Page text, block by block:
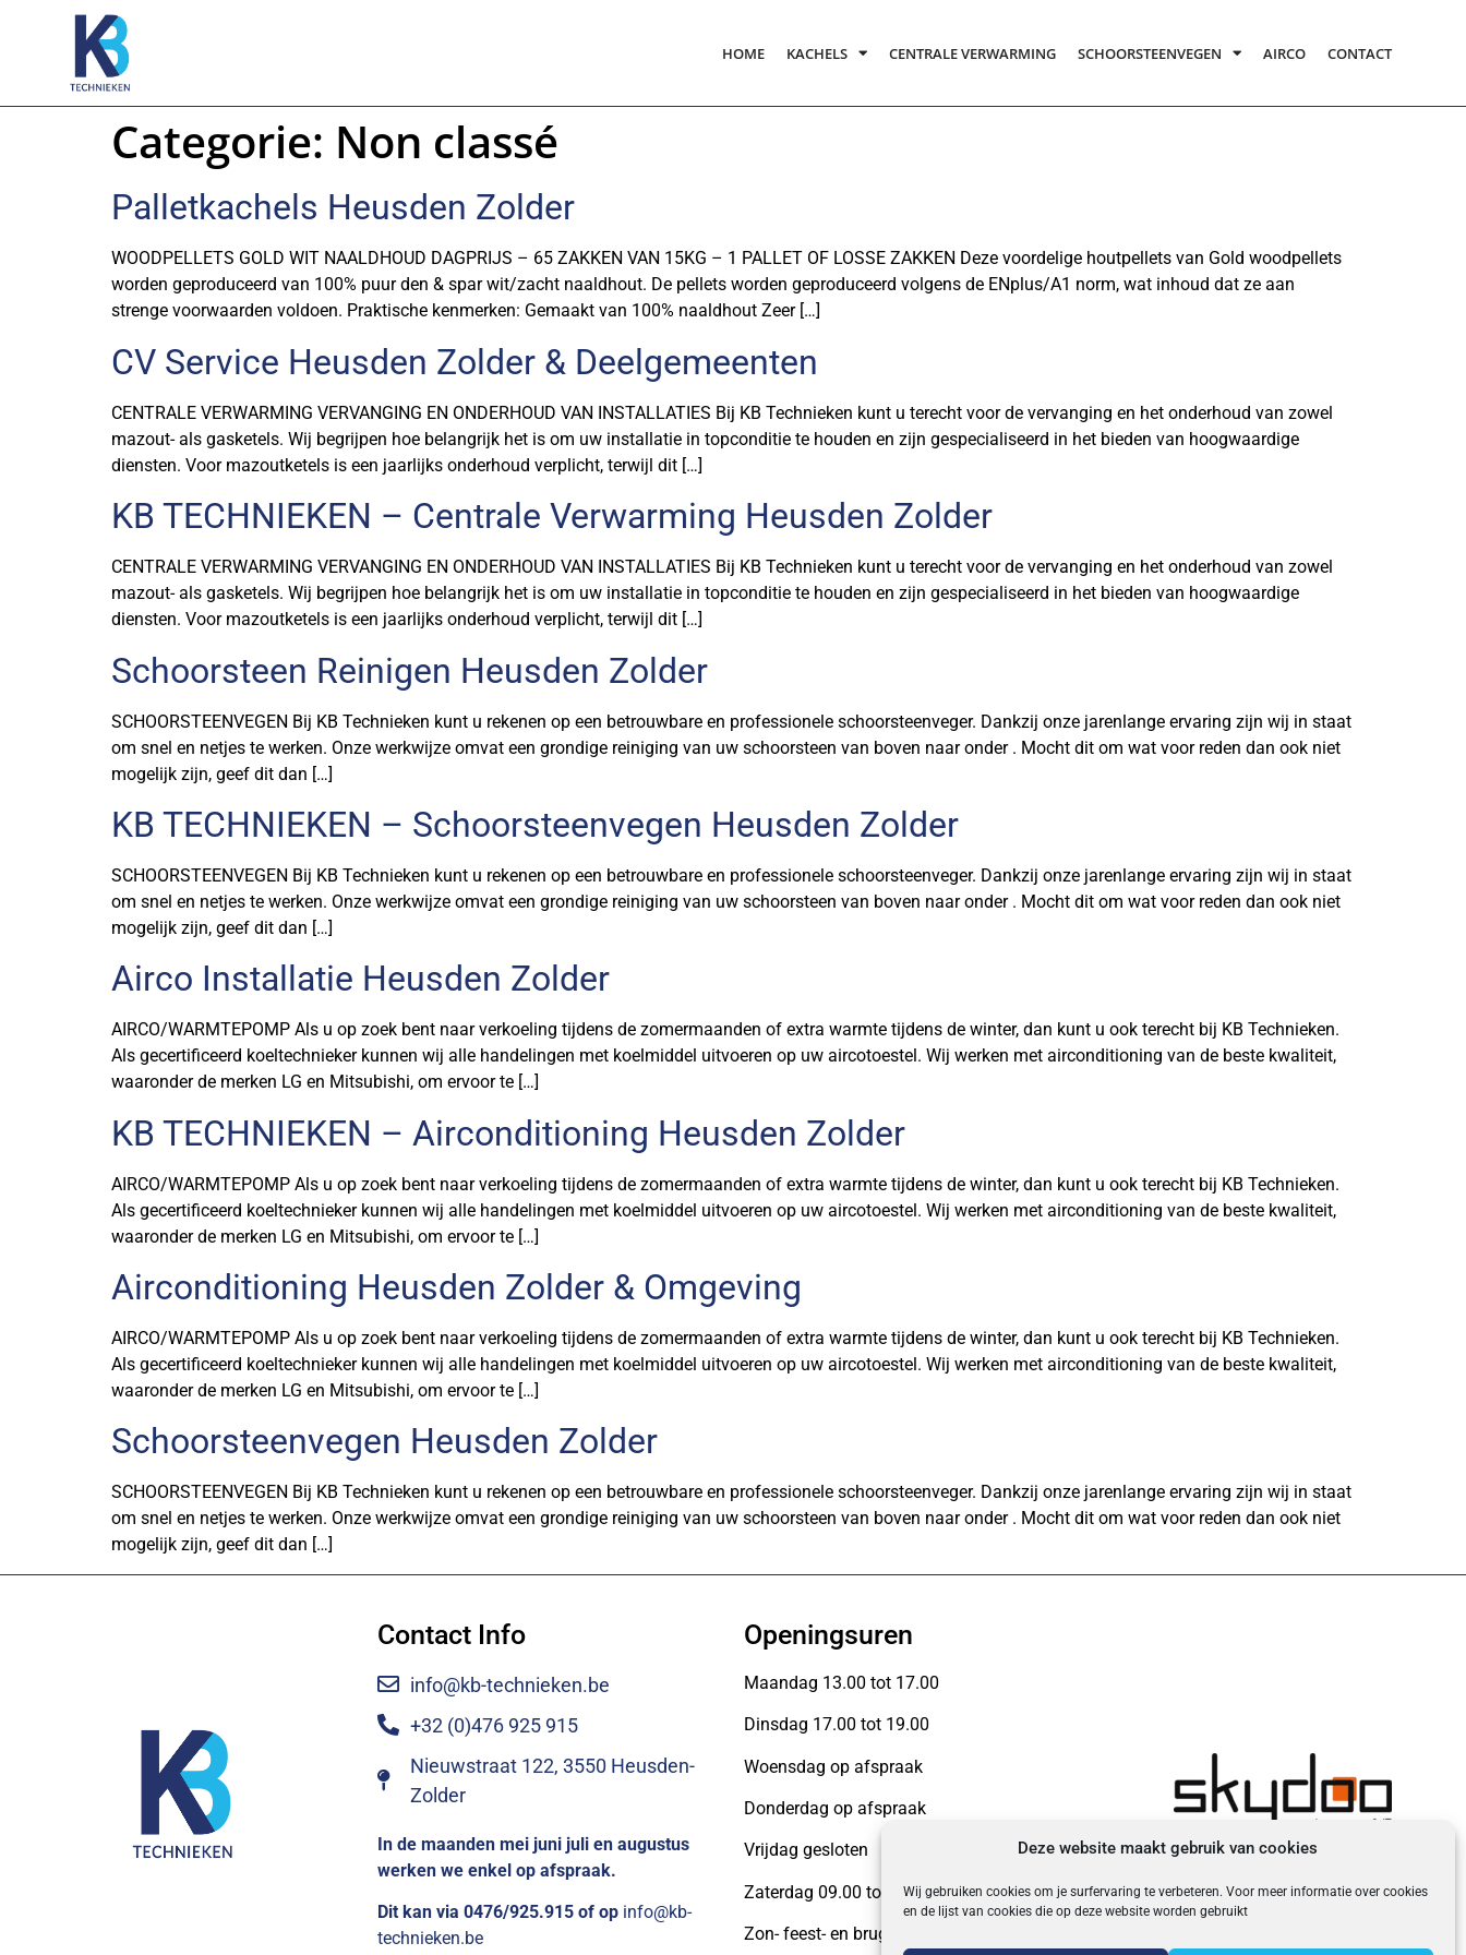
Deze website maakt gebruik van cookies
Wij gebruiken cookies om je surfervaring te verbeteren. Voor meer informatie over cookies
en de lijst van cookies die op deze website worden gebruikt
HOME KACHELS CENTRALE VERWARMING SCHOORSTEENVEGEN AIRCO CONTACT
Categorie: Non classé
Palletkachels Heusden Zolder
WOODPELLETS GOLD WIT NAALDHOUD DAGPRIJS – 65 ZAKKEN VAN 15KG – 1 PALLET OF LOSSE ZAKKEN Deze voordelige houtpellets van Gold woodpellets
worden geproduceerd van 100% puur den & spar wit/zacht naaldhout. De pellets worden geproduceerd volgens de ENplus/A1 norm, wat inhoud dat ze aan
strenge voorwaarden voldoen. Praktische kenmerken: Gemaakt van 100% naaldhout Zeer […]
CV Service Heusden Zolder & Deelgemeenten
CENTRALE VERWARMING VERVANGING EN ONDERHOUD VAN INSTALLATIES Bij KB Technieken kunt u terecht voor de vervanging en het onderhoud van zowel
mazout- als gasketels. Wij begrijpen hoe belangrijk het is om uw installatie in topconditie te houden en zijn gespecialiseerd in het bieden van hoogwaardige
diensten. Voor mazoutketels is een jaarlijks onderhoud verplicht, terwijl dit […]
KB TECHNIEKEN – Centrale Verwarming Heusden Zolder
CENTRALE VERWARMING VERVANGING EN ONDERHOUD VAN INSTALLATIES Bij KB Technieken kunt u terecht voor de vervanging en het onderhoud van zowel
mazout- als gasketels. Wij begrijpen hoe belangrijk het is om uw installatie in topconditie te houden en zijn gespecialiseerd in het bieden van hoogwaardige
diensten. Voor mazoutketels is een jaarlijks onderhoud verplicht, terwijl dit […]
Schoorsteen Reinigen Heusden Zolder
SCHOORSTEENVEGEN Bij KB Technieken kunt u rekenen op een betrouwbare en professionele schoorsteenveger. Dankzij onze jarenlange ervaring zijn wij in staat
om snel en netjes te werken. Onze werkwijze omvat een grondige reiniging van uw schoorsteen van boven naar onder . Mocht dit om wat voor reden dan ook niet
mogelijk zijn, geef dit dan […]
KB TECHNIEKEN – Schoorsteenvegen Heusden Zolder
SCHOORSTEENVEGEN Bij KB Technieken kunt u rekenen op een betrouwbare en professionele schoorsteenveger. Dankzij onze jarenlange ervaring zijn wij in staat
om snel en netjes te werken. Onze werkwijze omvat een grondige reiniging van uw schoorsteen van boven naar onder . Mocht dit om wat voor reden dan ook niet
mogelijk zijn, geef dit dan […]
Airco Installatie Heusden Zolder
AIRCO/WARMTEPOMP Als u op zoek bent naar verkoeling tijdens de zomermaanden of extra warmte tijdens de winter, dan kunt u ook terecht bij KB Technieken.
Als gecertificeerd koeltechnieker kunnen wij alle handelingen met koelmiddel uitvoeren op uw aircotoestel. Wij werken met airconditioning van de beste kwaliteit,
waaronder de merken LG en Mitsubishi, om ervoor te […]
KB TECHNIEKEN – Airconditioning Heusden Zolder
AIRCO/WARMTEPOMP Als u op zoek bent naar verkoeling tijdens de zomermaanden of extra warmte tijdens de winter, dan kunt u ook terecht bij KB Technieken.
Als gecertificeerd koeltechnieker kunnen wij alle handelingen met koelmiddel uitvoeren op uw aircotoestel. Wij werken met airconditioning van de beste kwaliteit,
waaronder de merken LG en Mitsubishi, om ervoor te […]
Airconditioning Heusden Zolder & Omgeving
AIRCO/WARMTEPOMP Als u op zoek bent naar verkoeling tijdens de zomermaanden of extra warmte tijdens de winter, dan kunt u ook terecht bij KB Technieken.
Als gecertificeerd koeltechnieker kunnen wij alle handelingen met koelmiddel uitvoeren op uw aircotoestel. Wij werken met airconditioning van de beste kwaliteit,
waaronder de merken LG en Mitsubishi, om ervoor te […]
Schoorsteenvegen Heusden Zolder
SCHOORSTEENVEGEN Bij KB Technieken kunt u rekenen op een betrouwbare en professionele schoorsteenveger. Dankzij onze jarenlange ervaring zijn wij in staat
om snel en netjes te werken. Onze werkwijze omvat een grondige reiniging van uw schoorsteen van boven naar onder . Mocht dit om wat voor reden dan ook niet
mogelijk zijn, geef dit dan […]
Contact Info
info@kb-technieken.be
+32 (0)476 925 915
Nieuwstraat 122, 3550 Heusden-
Zolder
In de maanden mei juni juli en augustus
werken we enkel op afspraak.
Dit kan via 0476/925.915 of op info@kb-
technieken.be
Openingsuren
Maandag 13.00 tot 17.00
Dinsdag 17.00 tot 19.00
Woensdag op afspraak
Donderdag op afspraak
Vrijdag gesloten
Zaterdag 09.00 tot 13.00
Zon- feest- en brugdagen gesloten